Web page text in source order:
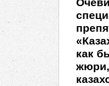
как
жюри,